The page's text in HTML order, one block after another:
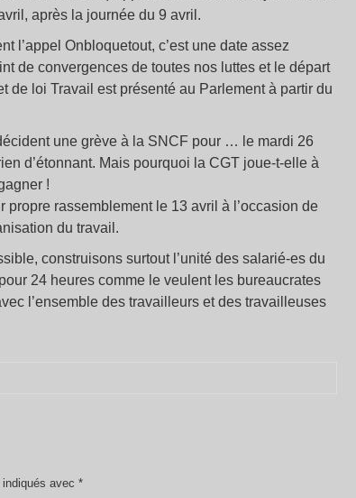
après la journée du 9 avril.
l’appel Onbloquetout, c’est une date assez
de convergences de toutes nos luttes et le départ
de loi Travail est présenté au Parlement à partir du
une grève à la SNCF pour … le mardi 26
d’étonnant. Mais pourquoi la CGT joue-t-elle à
!
rassemblement le 13 avril à l’occasion de
du travail.
construisons surtout l’unité des salarié-es du
24 heures comme le veulent les bureaucrates
l’ensemble des travailleurs et des travailleuses
avec *